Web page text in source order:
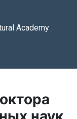
Academy